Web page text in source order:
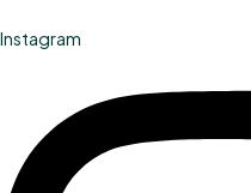
Instagram